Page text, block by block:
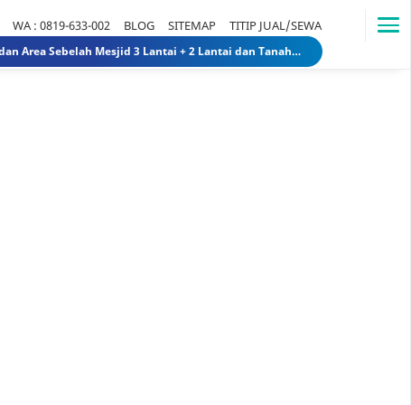
WA : 0819-633-002 BLOG SITEMAP TITIP JUAL/SEWA
Dijual Gedung di Medan Area Sebelah Mesjid 3 Lantai + 2 Lantai dan Tanahnya total luas 2583 30 Miliar 40 Miliar gedungdimedanarea1